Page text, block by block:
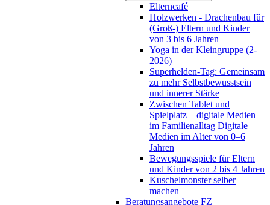
Elterncafé
Holzwerken - Drachenbau für
(Groß-) Eltern und Kinder
von 3 bis 6 Jahren
Yoga in der Kleingruppe (2-
2026)
Superhelden-Tag: Gemeinsam
zu mehr Selbstbewusstsein
und innerer Stärke
Zwischen Tablet und
Spielplatz – digitale Medien
im Familienalltag Digitale
Medien im Alter von 0–6
Jahren
Bewegungsspiele für Eltern
und Kinder von 2 bis 4 Jahren
Kuschelmonster selber
machen
Beratungsangebote FZ